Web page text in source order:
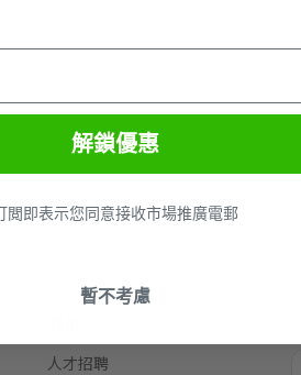
人才招聘
解鎖優惠
閲即表示您同意接收市場推廣電郵
暫不考慮